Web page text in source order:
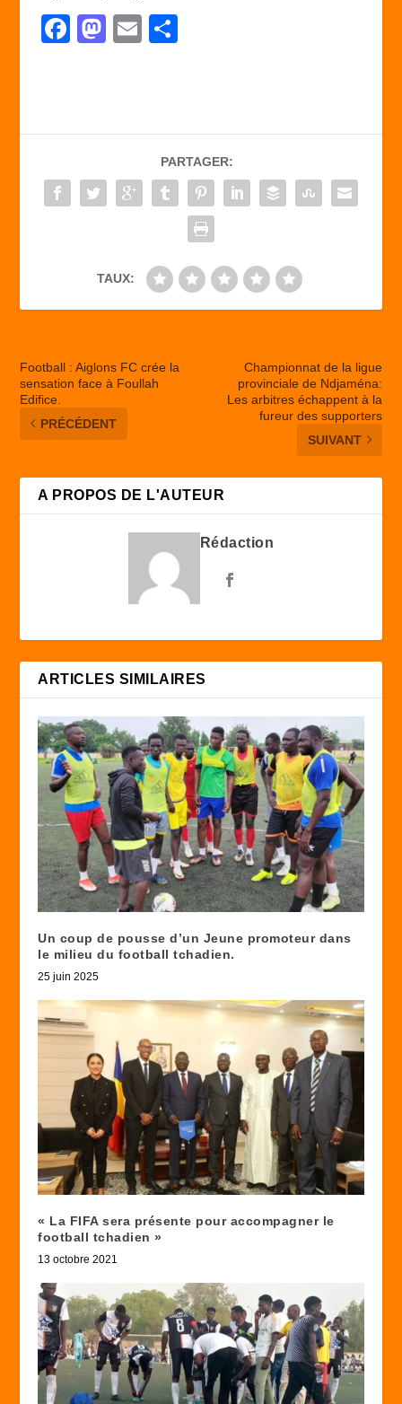
F
b
o
o
M
d
o
n
E
er
PARTAGER:
TAUX:
Football : Aiglons FC crée la
sensation face à Foullah
Edifice.
PRÉCÉDENT
Championnat de la ligue
provinciale de Ndjaména:
Les arbitres échappent à la
fureur des supporters
SUIVANT
A PROPOS DE L'AUTEUR
Rédaction
ARTICLES SIMILAIRES
Un coup de pousse d’un Jeune promoteur dans
le milieu du football tchadien.
25 juin 2025
« La FIFA sera présente pour accompagner le
football tchadien »
13 octobre 2021